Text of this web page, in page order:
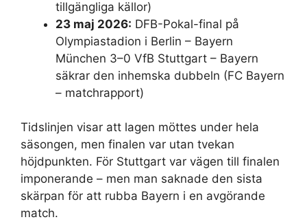
tillgängliga källor)
23 maj 2026: DFB-Pokal-final på
Olympiastadion i Berlin – Bayern
München 3–0 VfB Stuttgart – Bayern
säkrar den inhemska dubbeln (FC Bayern
– matchrapport)
Tidslinjen visar att lagen möttes under hela
säsongen, men finalen var utan tvekan
höjdpunkten. För Stuttgart var vägen till finalen
imponerande – men man saknade den sista
skärpan för att rubba Bayern i en avgörande
match.